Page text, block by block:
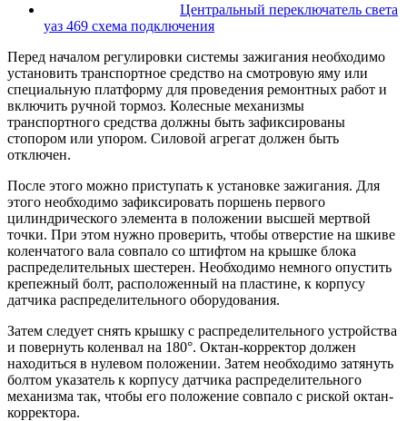
Центральный переключатель света
уаз 469 схема подключения
Перед началом регулировки системы зажигания необходимо
установить транспортное средство на смотровую яму или
специальную платформу для проведения ремонтных работ и
включить ручной тормоз. Колесные механизмы
транспортного средства должны быть зафиксированы
стопором или упором. Силовой агрегат должен быть
отключен.
После этого можно приступать к установке зажигания. Для
этого необходимо зафиксировать поршень первого
цилиндрического элемента в положении высшей мертвой
точки. При этом нужно проверить, чтобы отверстие на шкиве
коленчатого вала совпало со штифтом на крышке блока
распределительных шестерен. Необходимо немного опустить
крепежный болт, расположенный на пластине, к корпусу
датчика распределительного оборудования.
Затем следует снять крышку с распределительного устройства
и повернуть коленвал на 180°. Октан-корректор должен
находиться в нулевом положении. Затем необходимо затянуть
болтом указатель к корпусу датчика распределительного
механизма так, чтобы его положение совпало с риской октан-
корректора.